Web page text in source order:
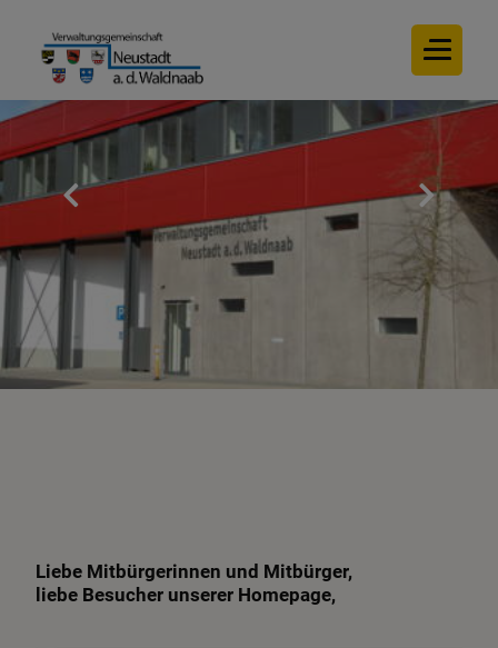
Liebe Mitbürgerinnen und Mitbürger,
liebe Besucher unserer Homepage,